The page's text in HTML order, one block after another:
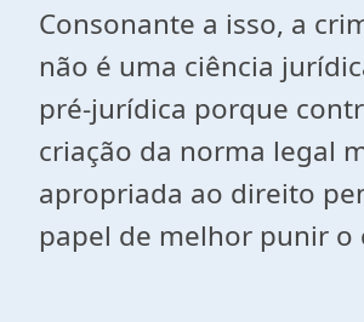
Consonante a isso, a
não é uma ciência
pré-jurídica porque
criação da norma legal
apropriada ao direito
papel de melhor punir o